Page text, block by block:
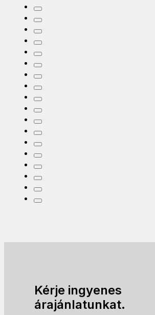
Kérje ingyenes
árajánlatunkat.